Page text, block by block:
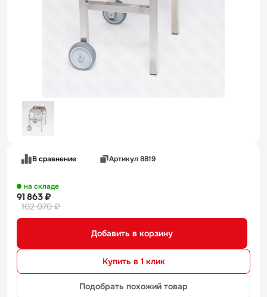
В сравнение Артикул 8819
на складе
91 863 ₽
102 070 ₽
Добавить в корзину
Купить в 1 клик
Подобрать похожий товар